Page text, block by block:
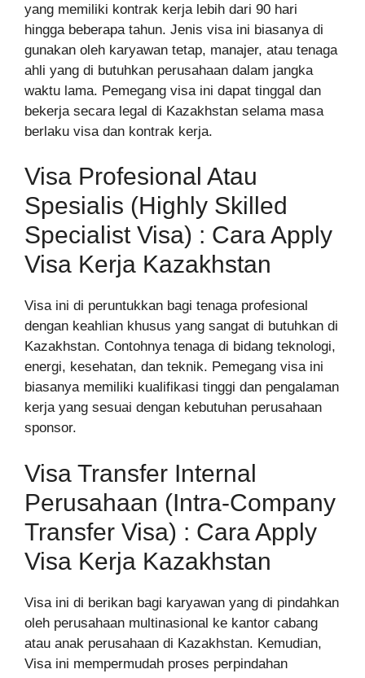
yang memiliki kontrak kerja lebih dari 90 hari
hingga beberapa tahun. Jenis visa ini biasanya di
gunakan oleh karyawan tetap, manajer, atau tenaga
ahli yang di butuhkan perusahaan dalam jangka
waktu lama. Pemegang visa ini dapat tinggal dan
bekerja secara legal di Kazakhstan selama masa
berlaku visa dan kontrak kerja.
Visa Profesional Atau
Spesialis (Highly Skilled
Specialist Visa) : Cara Apply
Visa Kerja Kazakhstan
Visa ini di peruntukkan bagi tenaga profesional
dengan keahlian khusus yang sangat di butuhkan di
Kazakhstan. Contohnya tenaga di bidang teknologi,
energi, kesehatan, dan teknik. Pemegang visa ini
biasanya memiliki kualifikasi tinggi dan pengalaman
kerja yang sesuai dengan kebutuhan perusahaan
sponsor.
Visa Transfer Internal
Perusahaan (Intra-Company
Transfer Visa) : Cara Apply
Visa Kerja Kazakhstan
Visa ini di berikan bagi karyawan yang di pindahkan
oleh perusahaan multinasional ke kantor cabang
atau anak perusahaan di Kazakhstan. Kemudian,
Visa ini mempermudah proses perpindahan